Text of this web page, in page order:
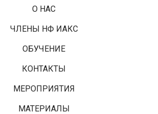
О НАС
ЧЛЕНЫ НФ ИАКС
ОБУЧЕНИЕ
КОНТАКТЫ
МЕРОПРИЯТИЯ
МАТЕРИАЛЫ